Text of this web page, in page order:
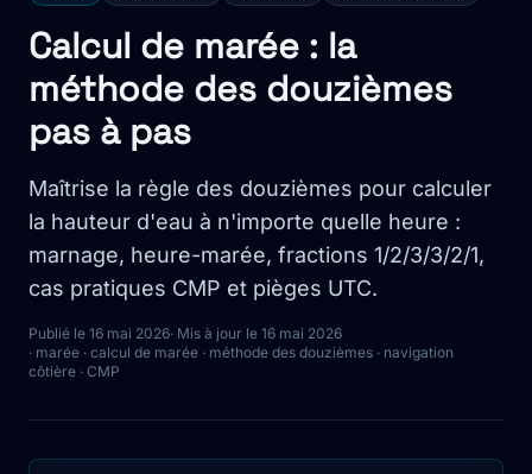
Calcul de marée : la
méthode des douzièmes
pas à pas
Maîtrise la règle des douzièmes pour calculer
la hauteur d'eau à n'importe quelle heure :
marnage, heure-marée, fractions 1/2/3/3/2/1,
cas pratiques CMP et pièges UTC.
Publié le 16 mai 2026· Mis à jour le 16 mai 2026
· marée · calcul de marée · méthode des douzièmes · navigation
côtière · CMP